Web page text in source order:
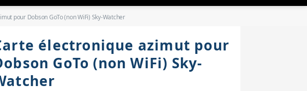
pour Dobson GoTo (non WiFi) Sky-Watcher
électronique azimut pour
GoTo (non WiFi) Sky-